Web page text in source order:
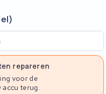
repareren
voor de
accu terug.